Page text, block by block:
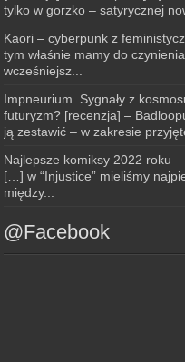
tylko w gorzko – satyrycznej
Kaori – cyberpunk z
tym właśnie mamy do
wcześniejsz...
Impneurium. Sygnały z
futuryzm? [recenzja] –
ją zestawić – w zakresie
Najlepsze komiksy 2022 roku
[…] w “Injustice” mieliśmy
między...
@Facebook